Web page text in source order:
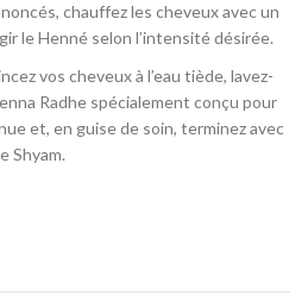
chauffez les cheveux avec un
le Henné selon l’intensité désirée.
vos cheveux à l’eau tiède, lavez-
Radhe spécialement conçu pour
et, en guise de soin, terminez avec
Shyam.